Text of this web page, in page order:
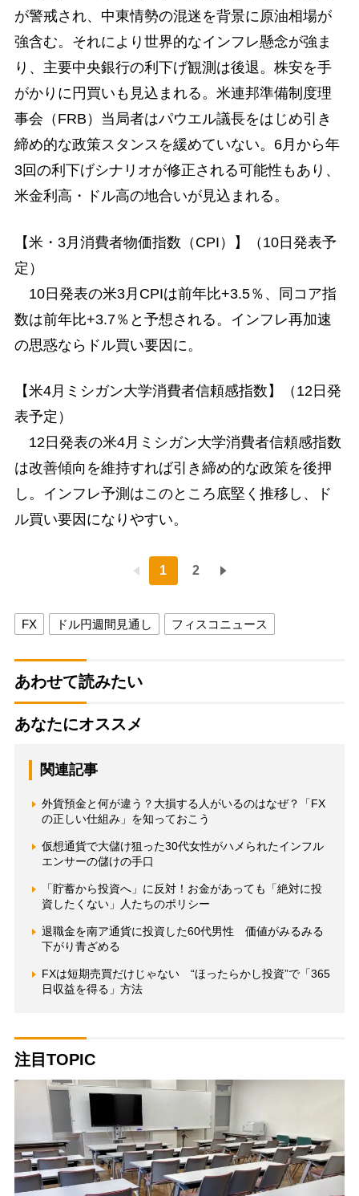
が警戒され、中東情勢の混迷を背景に原油相場が
強含む。それにより世界的なインフレ懸念が強ま
り、主要中央銀行の利下げ観測は後退。株安を手
がかりに円買いも見込まれる。米連邦準備制度理
事会（FRB）当局者はパウエル議長をはじめ引き
締め的な政策スタンスを緩めていない。6月から年
3回の利下げシナリオが修正される可能性もあり、
米金利高・ドル高の地合いが見込まれる。
【米・3月消費者物価指数（CPI）】（10日発表予
定）
10日発表の米3月CPIは前年比+3.5％、同コア指
数は前年比+3.7％と予想される。インフレ再加速
の思惑ならドル買い要因に。
【米4月ミシガン大学消費者信頼感指数】（12日発
表予定）
12日発表の米4月ミシガン大学消費者信頼感指数
は改善傾向を維持すれば引き締め的な政策を後押
し。インフレ予測はこのところ底堅く推移し、ド
ル買い要因になりやすい。
1 2
FX ドル円週間見通し フィスコニュース
あわせて読みたい
あなたにオススメ
関連記事
外貨預金と何が違う？大損する人がいるのはなぜ？「FX
の正しい仕組み」を知っておこう
仮想通貨で大儲け狙った30代女性がハメられたインフル
エンサーの儲けの手口
「貯蓄から投資へ」に反対！お金があっても「絶対に投
資したくない」人たちのポリシー
退職金を南ア通貨に投資した60代男性 価値がみるみる
下がり青ざめる
FXは短期売買だけじゃない “ほったらかし投資”で「365
日収益を得る」方法
注目TOPIC